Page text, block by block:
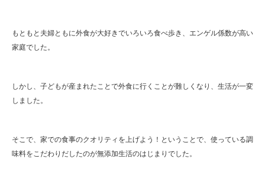
もともと夫婦ともに外食が大好きでいろいろ食べ歩き、エンゲル係数が高い
家庭でした。
しかし、子どもが産まれたことで外食に行くことが難しくなり、生活が一変
しました。
そこで、家での食事のクオリティを上げよう！ということで、使っている調
味料をこだわりだしたのが無添加生活のはじまりでした。